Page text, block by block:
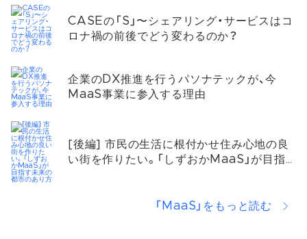
CASEの「S」〜シェアリング・サービスはコ
ロナ禍の前後でどう変わるのか？
企業のDX推進を行うパソナテックが、今
MaaS事業に参入する理由
[後編] 市民の生活に根付かせ住み心地の良
い街を作りたい。「しずおかMaaS」が目指
「MaaS」をもっと読む